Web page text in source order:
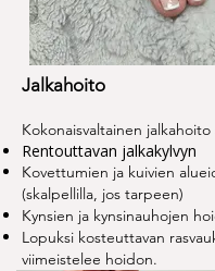
Jalkahoito
Kokonaisvaltainen jalkahoito
Rentouttavan jalkakylvyn
Kovettumien ja kuivien
(skalpellilla, jos tarpeen)
Kynsien ja kynsinauhojen
Lopuksi kosteuttavan
viimeistelee hoidon.